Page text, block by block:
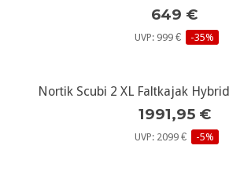
649 €
UVP: 999 € -35%
Nortik Scubi 2 XL Faltkajak
1991,95 €
UVP: 2099 € -5%